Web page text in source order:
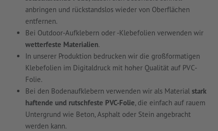
anbringen und rückstandslos wieder von Oberflächen
entfernen.
Bei Outdoor-Aufklebern oder -Klebefolien verwenden wir
wetterfeste Materialien.
In unserer Produktion bedrucken wir die großformatigen
Klebefolien im Digitaldruck mit hoher Qualität auf PVC-
Folie.
Bei den Bodenaufklebern verwenden wir als Material stark
haftende und rutschfeste PVC-Folie, die einfach auf rauem
Untergrund wie Beton, Asphalt oder Stein angebracht
werden kann.